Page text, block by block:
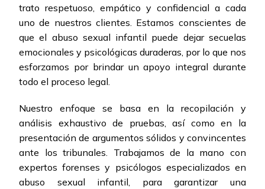
trato respetuoso, empático y confidencial a cada
uno de nuestros clientes. Estamos conscientes de
que el abuso sexual infantil puede dejar secuelas
emocionales y psicológicas duraderas, por lo que nos
esforzamos por brindar un apoyo integral durante
todo el proceso legal.
Nuestro enfoque se basa en la recopilación y
análisis exhaustivo de pruebas, así como en la
presentación de argumentos sólidos y convincentes
ante los tribunales. Trabajamos de la mano con
expertos forenses y psicólogos especializados en
abuso sexual infantil, para garantizar una